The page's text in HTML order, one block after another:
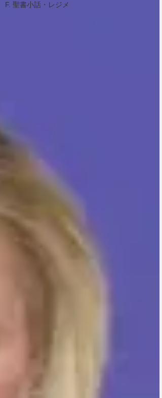
F. 聖書小話・レジメ